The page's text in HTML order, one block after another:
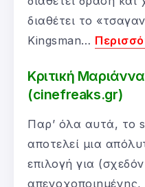
διαθέτει το
Kingsman…
Κριτική
(cinefreaks.gr)
Παρ’ όλα αυτά, το
αποτελεί μια
επιλογή για